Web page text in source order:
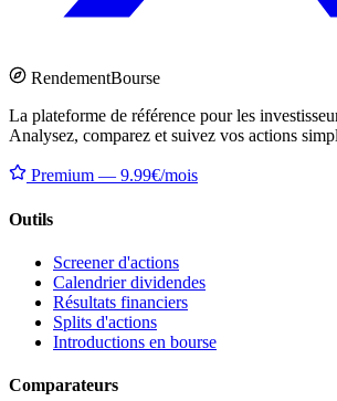
RendementBourse
La plateforme de référence pour les
Analysez, comparez et suivez vos actions
Premium — 9.99€/mois
Outils
Screener d'actions
Calendrier dividendes
Résultats financiers
Splits d'actions
Introductions en bourse
Comparateurs